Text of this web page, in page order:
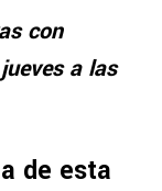
con
a las
de esta